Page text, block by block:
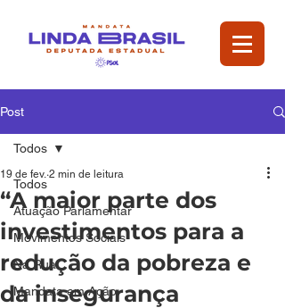
Post
Todos
Atuação Parlamentar
Movimentos Sociais
Na Rua
Mandata em Ação
Todos
“A maior parte dos
investimentos para a
redução da pobreza e
da insegurança
19 de fev. 2 min de leitura